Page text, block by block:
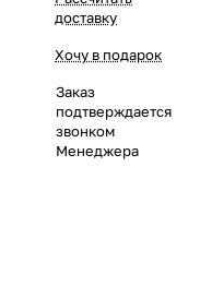
доставку
Хочу в подарок
Заказ
подтверждается
звонком
Менеджера